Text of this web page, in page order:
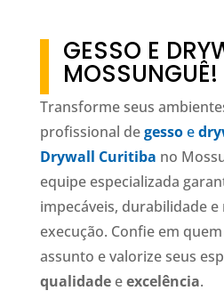
GESSO E
MOSSUNGUÊ!
Transforme seus
profissional degessoe
Drywall Curitiba no
equipe especializada
impecáveis, durabilidade e
execução. Confie em
assunto e valorize seus
qualidadeeexcelência.